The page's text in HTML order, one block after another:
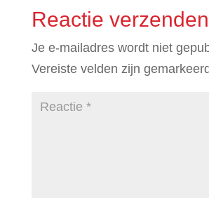
Reactie verzenden
Je e-mailadres wordt niet
Vereiste velden zijn